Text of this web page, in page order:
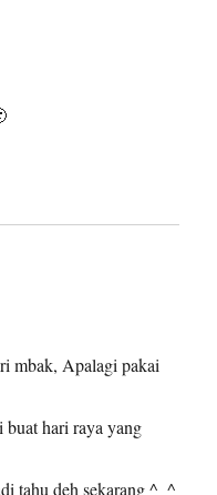
mbak, Apalagi pakai
hari raya yang
tahu deh sekarang ^_^